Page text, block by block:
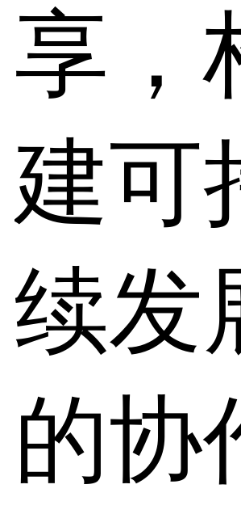
享，
建可
续发
的协